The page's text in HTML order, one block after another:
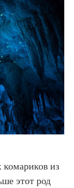
из
этот род